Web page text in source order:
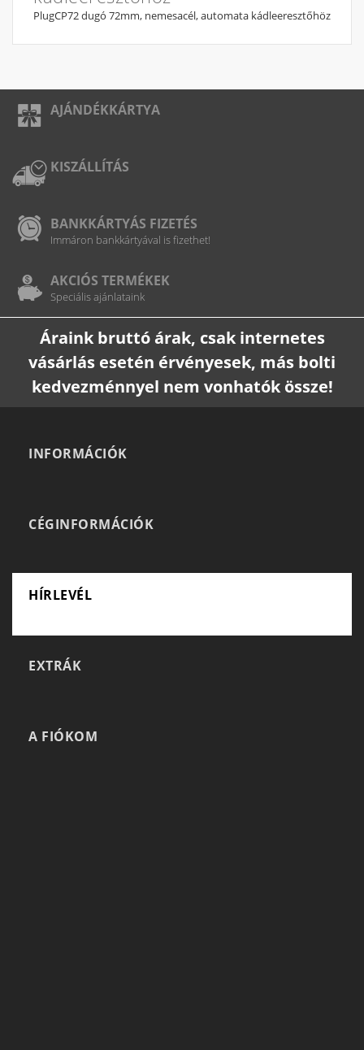
PlugCP72 dugó 72mm, nemesacél, automata kádleeresztőhöz
AJÁNDÉKKÁRTYA
KISZÁLLÍTÁS
BANKKÁRTYÁS FIZETÉS
Immáron bankkártyával is fizethet!
AKCIÓS TERMÉKEK
Speciális ajánlataink
Áraink bruttó árak, csak internetes
vásárlás esetén érvényesek, más bolti
kedvezménnyel nem vonhatók össze!
INFORMÁCIÓK
CÉGINFORMÁCIÓK
HÍRLEVÉL
EXTRÁK
A FIÓKOM